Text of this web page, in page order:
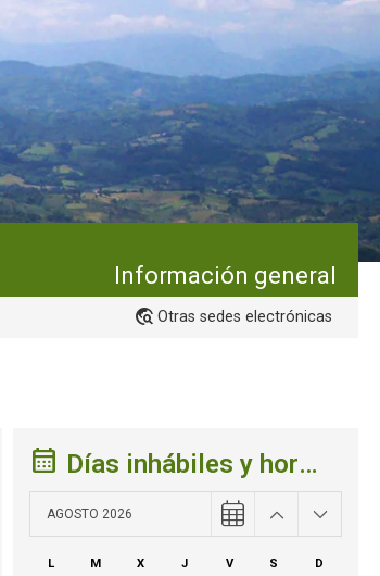
Información general
Otras sedes electrónicas
Días inhábiles y hora de la sede
AGOSTO 2026
L M X J V S D